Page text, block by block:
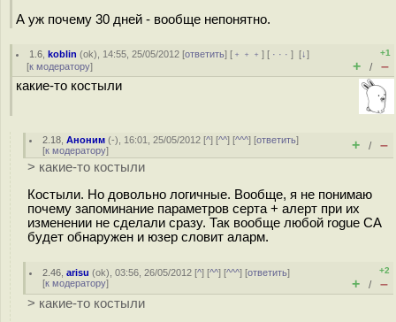
А уж почему 30 дней - вообще непонятно.
1.6 ,koblin (ok), 14:55, 25/05/2012 [ответить] [ ﹢﹢﹢] [ · · ·][↓]
[к модератору]
+1
+ / –
какие-то костыли
2.18 ,Аноним (-), 16:01, 25/05/2012 [^] [^^] [^^^] [ответить]
[к модератору] + / –
> какие-то костыли
Костыли. Но довольно логичные. Вообще, я не понимаю
почему запоминание параметров серта + алерт при их
изменении не сделали сразу. Так вообще любой rogue CA
будет обнаружен и юзер словит аларм.
2.46 ,arisu (ok), 03:56, 26/05/2012 [^] [^^] [^^^] [ответить]
[к модератору]
+2
+ / –
> какие-то костыли